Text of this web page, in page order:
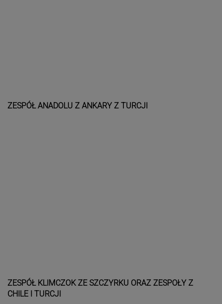
ZESPÓŁ ANADOLU Z ANKARY Z TURCJI
ZESPÓŁ KLIMCZOK ZE SZCZYRKU ORAZ ZESPOŁY Z
CHILE I TURCJI